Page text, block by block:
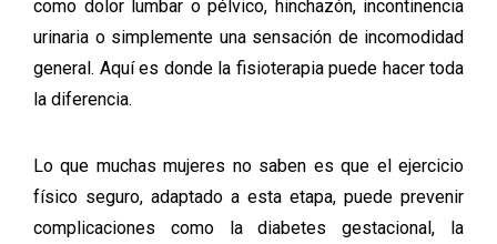
como dolor lumbar o pélvico, hinchazón, incontinencia
urinaria o simplemente una sensación de incomodidad
general. Aquí es donde la fisioterapia puede hacer toda
la diferencia.
Lo que muchas mujeres no saben es que el ejercicio
físico seguro, adaptado a esta etapa, puede prevenir
complicaciones como la diabetes gestacional, la